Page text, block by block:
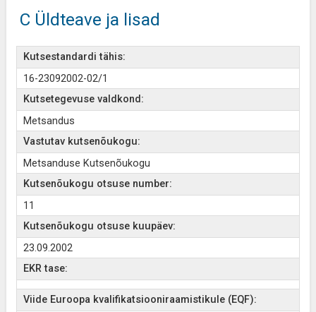
C Üldteave ja lisad
Kutsestandardi tähis:
16-23092002-02/1
Kutsetegevuse valdkond:
Metsandus
Vastutav kutsenõukogu:
Metsanduse Kutsenõukogu
Kutsenõukogu otsuse number:
11
Kutsenõukogu otsuse kuupäev:
23.09.2002
EKR tase:
Viide Euroopa kvalifikatsiooniraamistikule (EQF):